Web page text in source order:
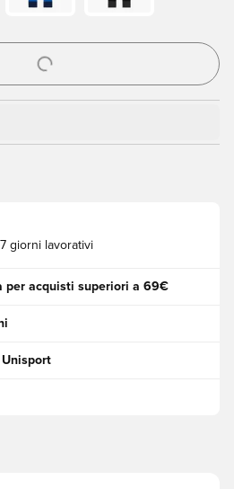
per accedere o registrarsi come
giorni lavorativi
per acquisti superiori a 69€